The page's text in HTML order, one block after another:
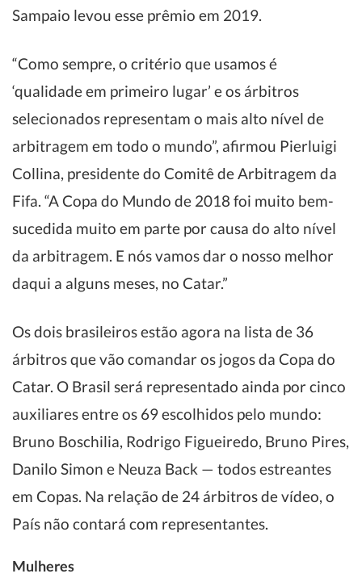
Sampaio levou esse prêmio em 2019.
“Como sempre, o critério que usamos é
‘qualidade em primeiro lugar’ e os árbitros
selecionados representam o mais alto nível de
arbitragem em todo o mundo”, afirmou Pierluigi
Collina, presidente do Comitê de Arbitragem da
Fifa. “A Copa do Mundo de 2018 foi muito bem-
sucedida muito em parte por causa do alto nível
da arbitragem. E nós vamos dar o nosso melhor
daqui a alguns meses, no Catar.”
Os dois brasileiros estão agora na lista de 36
árbitros que vão comandar os jogos da Copa do
Catar. O Brasil será representado ainda por cinco
auxiliares entre os 69 escolhidos pelo mundo:
Bruno Boschilia, Rodrigo Figueiredo, Bruno Pires,
Danilo Simon e Neuza Back — todos estreantes
em Copas. Na relação de 24 árbitros de vídeo, o
País não contará com representantes.
Mulheres